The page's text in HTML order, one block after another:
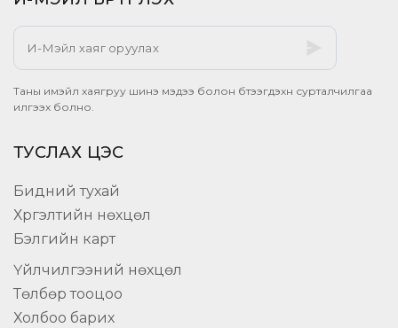
Таны имэйл хаягруу шинэ мэдээ болон бүтээгдэхүүн сурталчилгаа
илгээх болно.
ТУСЛАХ ЦЭС
Бидний тухай
Хүргэлтийн нөхцөл
Бэлгийн карт
Үйлчилгээний нөхцөл
Төлбөр тооцоо
Холбоо барих